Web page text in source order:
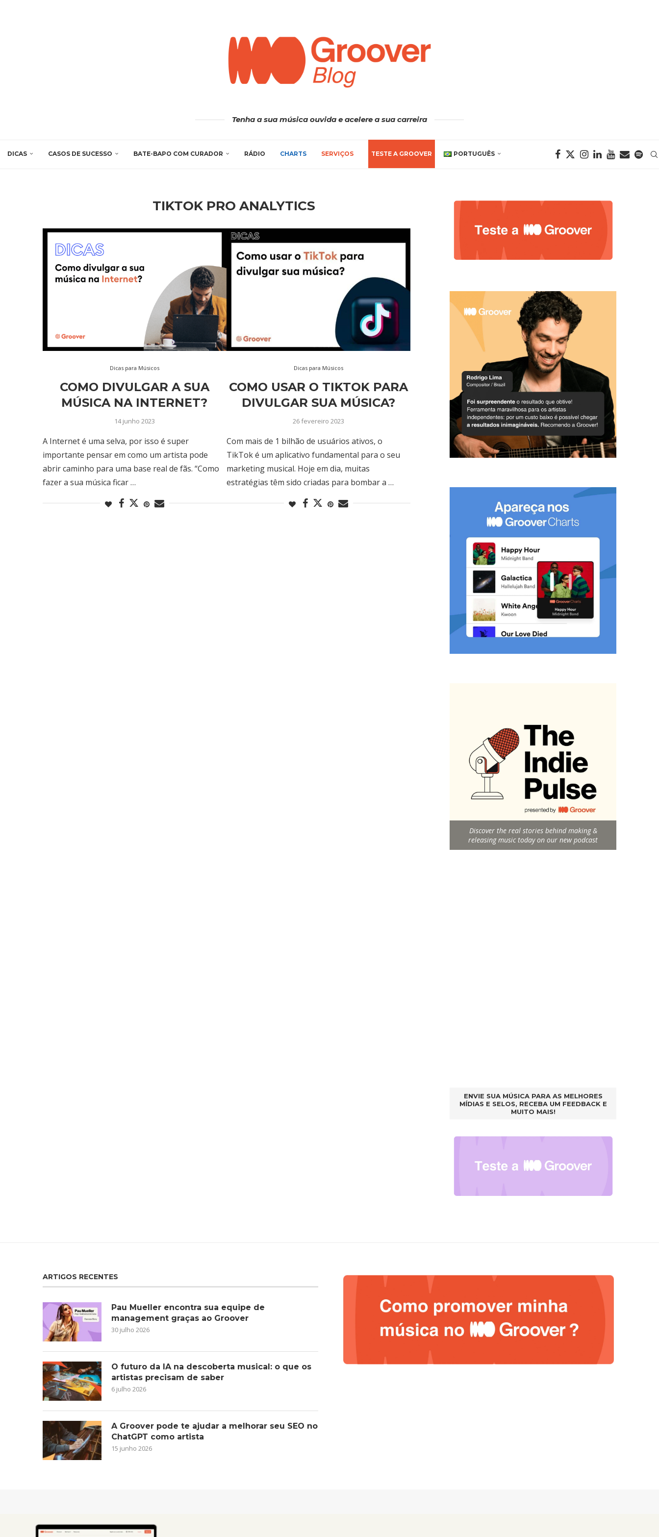
Tenha a sua música ouvida e acelere a sua carreira
DICAS CASOS DE SUCESSO BATE-BAPO COM CURADOR RÁDIO CHARTS SERVIÇOS TESTE A GROOVER PORTUGUÊS
TIKTOK PRO ANALYTICS
Dicas para Músicos
COMO DIVULGAR A SUA
MÚSICA NA INTERNET?
14 junho 2023
A Internet é uma selva, por isso é super
importante pensar em como um artista pode
abrir caminho para uma base real de fãs. “Como
fazer a sua música ficar …
Dicas para Músicos
COMO USAR O TIKTOK PARA
DIVULGAR SUA MÚSICA?
26 fevereiro 2023
Com mais de 1 bilhão de usuários ativos, o
TikTok é um aplicativo fundamental para o seu
marketing musical. Hoje em dia, muitas
estratégias têm sido criadas para bombar a …
Discover the real stories behind making &
releasing music today on our new podcast
ENVIE SUA MÚSICA PARA AS MELHORES
MÍDIAS E SELOS, RECEBA UM FEEDBACK E
MUITO MAIS!
ARTIGOS RECENTES
Pau Mueller encontra sua equipe de
management graças ao Groover
30 julho 2026
O futuro da IA na descoberta musical: o que os
artistas precisam de saber
6 julho 2026
A Groover pode te ajudar a melhorar seu SEO no
ChatGPT como artista
15 junho 2026